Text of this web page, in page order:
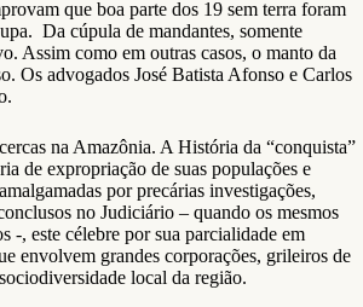
que boa parte dos 19 sem terra foram
Da cúpula de mandantes, somente
Assim como em outras casos, o manto da
Os advogados José Batista Afonso e Carlos
na Amazônia. A História da “conquista”
de expropriação de suas populações e
por precárias investigações,
no Judiciário – quando os mesmos
-, este célebre por sua parcialidade em
envolvem grandes corporações, grileiros de
local da região.